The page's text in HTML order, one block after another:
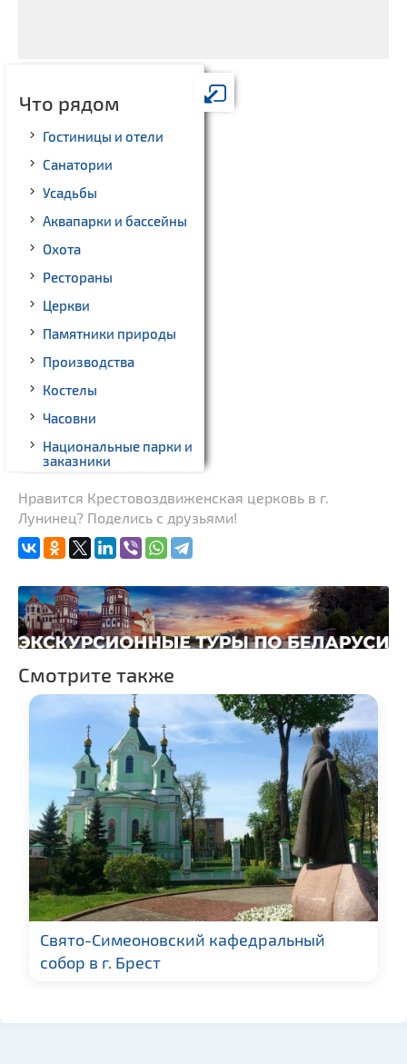
Что рядом
Гостиницы и отели
Санатории
Усадьбы
Аквапарки и бассейны
Охота
Рестораны
Церкви
Памятники природы
Производства
Костелы
Часовни
Национальные парки и
заказники
Нравится Крестовоздвиженская церковь в г.
Лунинец? Поделись с друзьями!
Смотрите также
Cвято-Симеоновский кафедральный
собор в г. Брест